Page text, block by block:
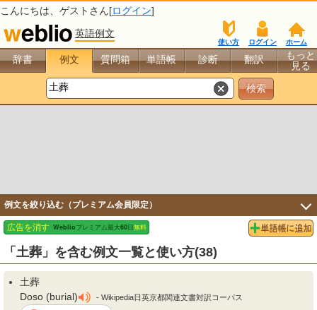
こんにちは、 ゲスト さん[ログイン]
英語例文
ホーム
ログイン
使い方
辞書 例文 質問箱 単語帳 診断 翻訳
もっと
見る
例文を絞り込む（プレミアム会員限定）
「土葬」を含む例文一覧と使い方(38)
土葬
Doso (burial)
- Wikipedia日英京都関連文書対訳コーパス